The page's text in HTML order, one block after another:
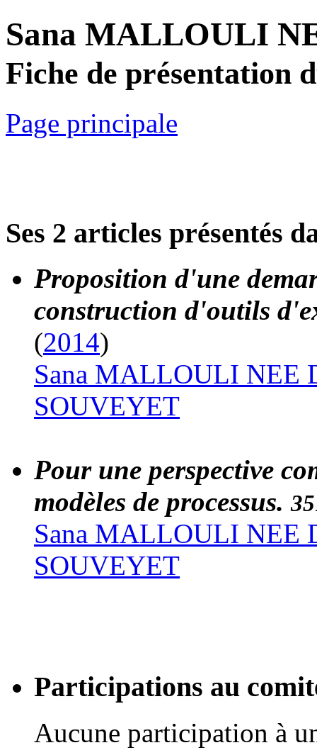
Sana MALLOULI
Fiche de présentation
Page principale
Ses 2 articles présentés
Proposition d'une
construction d'outils
(2014)
Sana MALLOULI
SOUVEYET
Pour une perspective
modèles de processus.
Sana MALLOULI
SOUVEYET
Participations au
Aucune participation à